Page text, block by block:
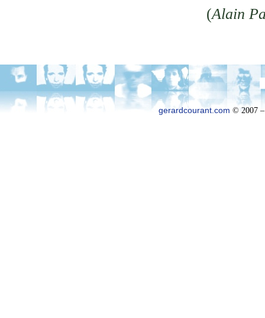
(Alain
gerardcourant.com © 2007